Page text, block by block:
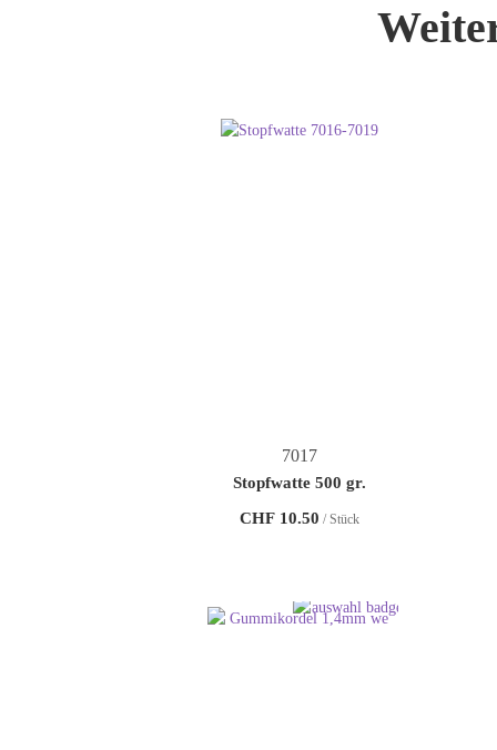
7017
Stopfwatte 500 gr.
CHF 10.50 / Stück